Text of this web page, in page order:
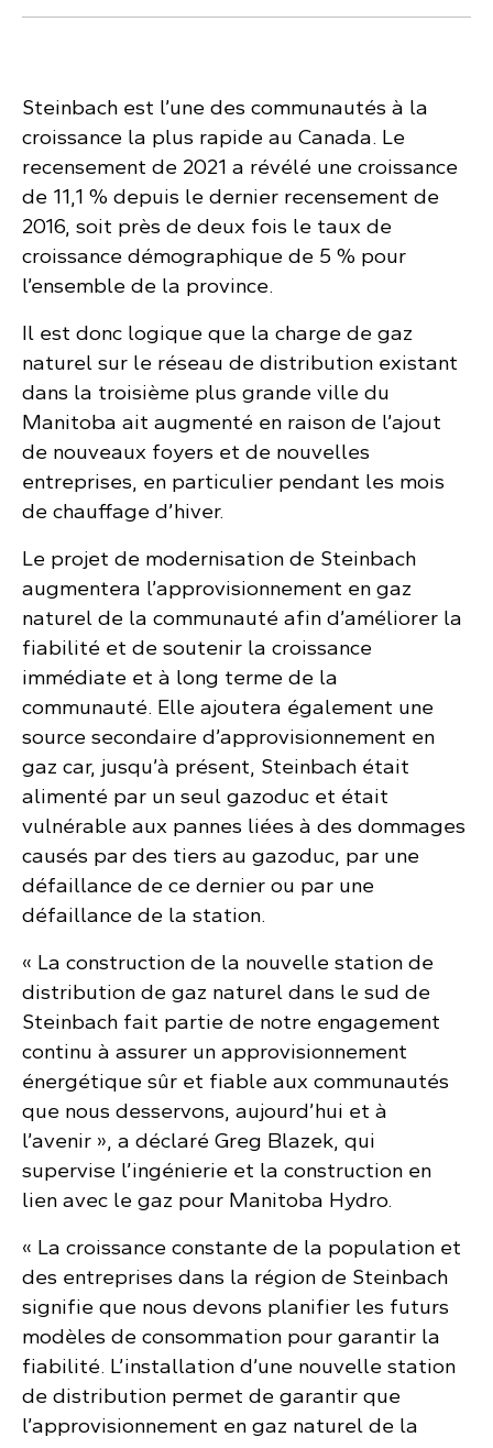
Steinbach est l’une des communautés à la
croissance la plus rapide au Canada. Le
recensement de 2021 a révélé une croissance
de 11,1 % depuis le dernier recensement de
2016, soit près de deux fois le taux de
croissance démographique de 5 % pour
l’ensemble de la province.
Il est donc logique que la charge de gaz
naturel sur le réseau de distribution existant
dans la troisième plus grande ville du
Manitoba ait augmenté en raison de l’ajout
de nouveaux foyers et de nouvelles
entreprises, en particulier pendant les mois
de chauffage d’hiver.
Le projet de modernisation de Steinbach
augmentera l’approvisionnement en gaz
naturel de la communauté afin d’améliorer la
fiabilité et de soutenir la croissance
immédiate et à long terme de la
communauté. Elle ajoutera également une
source secondaire d’approvisionnement en
gaz car, jusqu’à présent, Steinbach était
alimenté par un seul gazoduc et était
vulnérable aux pannes liées à des dommages
causés par des tiers au gazoduc, par une
défaillance de ce dernier ou par une
défaillance de la station.
« La construction de la nouvelle station de
distribution de gaz naturel dans le sud de
Steinbach fait partie de notre engagement
continu à assurer un approvisionnement
énergétique sûr et fiable aux communautés
que nous desservons, aujourd’hui et à
l’avenir », a déclaré Greg Blazek, qui
supervise l’ingénierie et la construction en
lien avec le gaz pour Manitoba Hydro.
« La croissance constante de la population et
des entreprises dans la région de Steinbach
signifie que nous devons planifier les futurs
modèles de consommation pour garantir la
fiabilité. L’installation d’une nouvelle station
de distribution permet de garantir que
l’approvisionnement en gaz naturel de la